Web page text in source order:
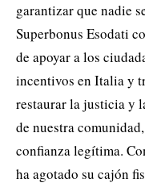
garantizar que nadie
Superbonus Esodati
de apoyar a los
incentivos en Italia y
restaurar la justicia y
de nuestra
confianza legítima.
ha agotado su cajón